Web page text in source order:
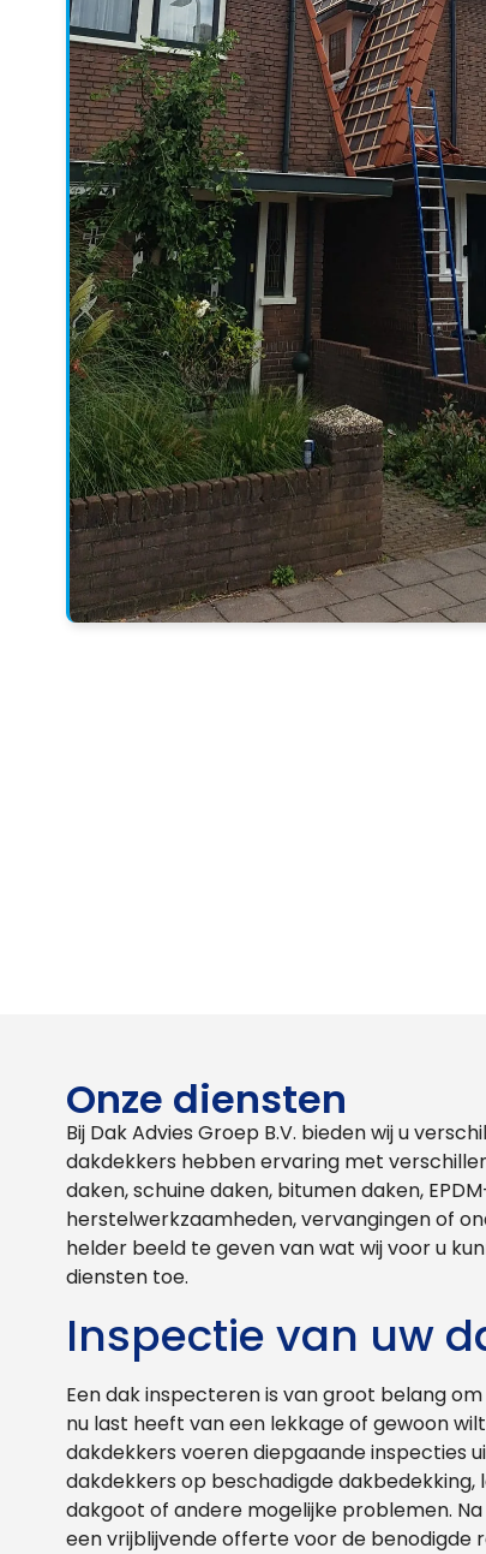
Onze diensten
Bij Dak Advies Groep B.V. bieden wij u
dakdekkers hebben ervaring met
daken, schuine daken, bitumen daken,
herstelwerkzaamheden, vervangingen of
helder beeld te geven van wat wij voor u
diensten toe.
Inspectie van uw
Een dak inspecteren is van groot belang
nu last heeft van een lekkage of gewoon
dakdekkers voeren diepgaande inspecties
dakdekkers op beschadigde
dakgoot of andere mogelijke problemen.
een vrijblijvende offerte voor de benodigde